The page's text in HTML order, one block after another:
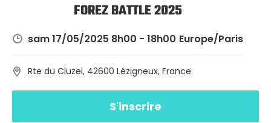
Codes
Promo
FOREZ BATTLE 2025
sam 17/05/2025 8h00 - 18h00 Europe/Paris
Rte du Cluzel, 42600 Lézigneux, France
S'inscrire